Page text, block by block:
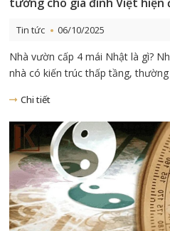
Tin tức 06/10/2025
Nhà vườn cấp 4 mái Nhật là gì?
nhà có kiến trúc thấp tầng,
Chi tiết